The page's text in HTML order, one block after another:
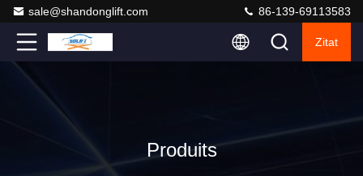
sale@shandonglift.com 86-139-69113583
Zitat
Produits